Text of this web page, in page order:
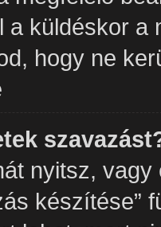
a küldéskor a
hogy ne
nyitsz,
készítése”